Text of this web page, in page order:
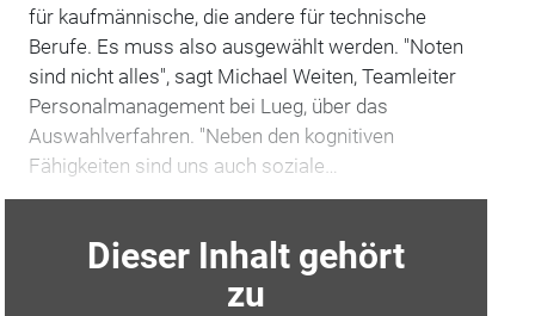
für kaufmännische, die andere für technische
Berufe. Es muss also ausgewählt werden. "Noten
sind nicht alles", sagt Michael Weiten, Teamleiter
Personalmanagement bei Lueg, über das
Auswahlverfahren. "Neben den kognitiven
Fähigkeiten sind uns auch soziale…
Dieser Inhalt gehört
zu